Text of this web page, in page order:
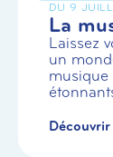
DU 9
La
Laissez
un
musique
Découvrir